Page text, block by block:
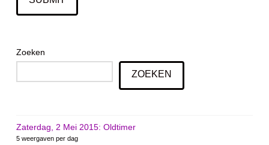
Zoeken
ZOEKEN
Zaterdag, 2 Mei 2015: Oldtimer
5 weergaven per dag